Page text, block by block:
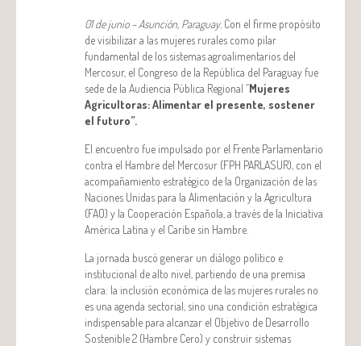
01 de junio – Asunción, Paraguay. Con el firme propósito
de visibilizar a las mujeres rurales como pilar
fundamental de los sistemas agroalimentarios del
Mercosur, el Congreso de la República del Paraguay fue
sede de la Audiencia Pública Regional “Mujeres
Agricultoras: Alimentar el presente, sostener
el futuro”.
El encuentro fue impulsado por el Frente Parlamentario
contra el Hambre del Mercosur (FPH PARLASUR), con el
acompañamiento estratégico de la Organización de las
Naciones Unidas para la Alimentación y la Agricultura
(FAO) y la Cooperación Española, a través de la Iniciativa
América Latina y el Caribe sin Hambre.
La jornada buscó generar un diálogo político e
institucional de alto nivel, partiendo de una premisa
clara: la inclusión económica de las mujeres rurales no
es una agenda sectorial, sino una condición estratégica
indispensable para alcanzar el Objetivo de Desarrollo
Sostenible 2 (Hambre Cero) y construir sistemas